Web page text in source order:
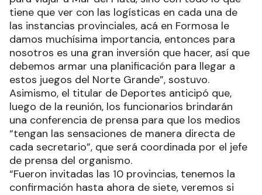
tiene que ver con las logísticas en cada una de
las instancias provinciales, acá en Formosa le
damos muchísima importancia, entonces para
nosotros es una gran inversión que hacer, así que
debemos armar una planificación para llegar a
estos juegos del Norte Grande”, sostuvo.
Asimismo, el titular de Deportes anticipó que,
luego de la reunión, los funcionarios brindarán
una conferencia de prensa para que los medios
“tengan las sensaciones de manera directa de
cada secretario”, que será coordinada por el jefe
de prensa del organismo.
“Fueron invitadas las 10 provincias, tenemos la
confirmación hasta ahora de siete, veremos si